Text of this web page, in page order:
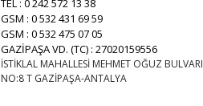
TEL : 0 242 572 13 38
GSM : 0 532 431 69 59
GSM : 0 532 475 07 05
GAZİPAŞA VD. (TC) : 27020159556
İSTİKLAL MAHALLESİ MEHMET OĞUZ BULVARI
NO:8 T GAZİPAŞA-ANTALYA